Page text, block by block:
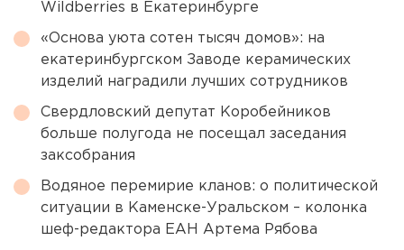
Wildberries в Екатеринбурге
«Основа уюта сотен тысяч домов»: на
екатеринбургском Заводе керамических
изделий наградили лучших сотрудников
Свердловский депутат Коробейников
больше полугода не посещал заседания
заксобрания
Водяное перемирие кланов: о политической
ситуации в Каменске-Уральском – колонка
шеф-редактора ЕАН Артема Рябова